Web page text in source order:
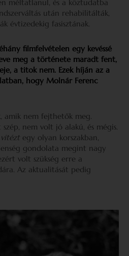
méltatlanul, és a köztudatba
után rehabilitálták,
évtizedekig fasisztának.
filmfelvételen egy kevéssé
meg a története maradt fent,
a titok nem. Ezek híján az a
hogy Molnár Ferenc
amik nem fejthetők meg.
nem volt jó alakú, és mégis.
vitézt egy olyan korszakban,
gondolata megint nagy
volt szükség erre a
Az aktualitását pedig